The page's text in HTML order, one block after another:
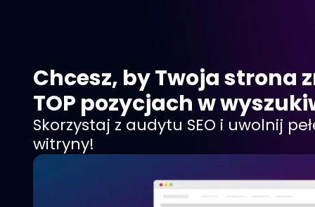
Chcesz, by Twoja strona
TOP pozycjach w
Skorzystaj z audytu SEO i uwolnij
witryny!